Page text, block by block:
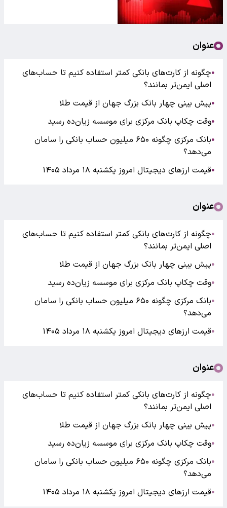
عنوان
●چگونه از کارت‌های بانکی کمتر استفاده کنیم تا حساب‌های
اصلی ایمن‌تر بمانند؟
●پیش بینی چهار بانک بزرگ جهان از قیمت طلا
●وقت چکاپ بانک مرکزی برای موسسه زیان‌ده رسید
●
بانک مرکزی چگونه ۶۵۰ میلیون حساب بانکی را سامان
می‌دهد؟
●قیمت ارزهای دیجیتال امروز یکشنبه ۱۸ مرداد ۱۴۰۵
عنوان
●چگونه از کارت‌های بانکی کمتر استفاده کنیم تا حساب‌های
اصلی ایمن‌تر بمانند؟
●پیش بینی چهار بانک بزرگ جهان از قیمت طلا
●وقت چکاپ بانک مرکزی برای موسسه زیان‌ده رسید
●
بانک مرکزی چگونه ۶۵۰ میلیون حساب بانکی را سامان
می‌دهد؟
●قیمت ارزهای دیجیتال امروز یکشنبه ۱۸ مرداد ۱۴۰۵
عنوان
●چگونه از کارت‌های بانکی کمتر استفاده کنیم تا حساب‌های
اصلی ایمن‌تر بمانند؟
●پیش بینی چهار بانک بزرگ جهان از قیمت طلا
●وقت چکاپ بانک مرکزی برای موسسه زیان‌ده رسید
●
بانک مرکزی چگونه ۶۵۰ میلیون حساب بانکی را سامان
می‌دهد؟
●قیمت ارزهای دیجیتال امروز یکشنبه ۱۸ مرداد ۱۴۰۵